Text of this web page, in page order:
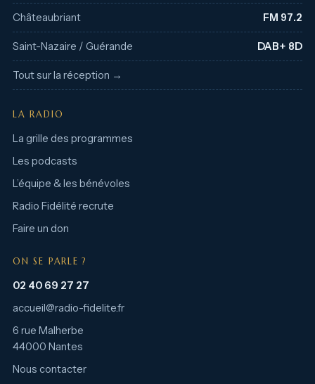
Châteaubriant FM 97.2
Saint-Nazaire / Guérande DAB+ 8D
Tout sur la réception →
LA RADIO
La grille des programmes
Les podcasts
L’équipe & les bénévoles
Radio Fidélité recrute
Faire un don
ON SE PARLE ?
02 40 69 27 27
accueil@radio-fidelite.fr
6 rue Malherbe
44000 Nantes
Nous contacter